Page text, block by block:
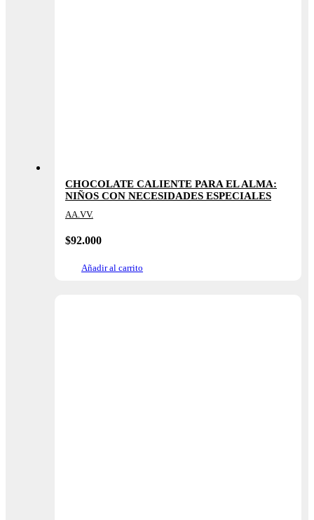
CHOCOLATE CALIENTE PARA EL ALMA:
NIÑOS CON NECESIDADES ESPECIALES
AA.VV.
$92.000
Añadir al carrito